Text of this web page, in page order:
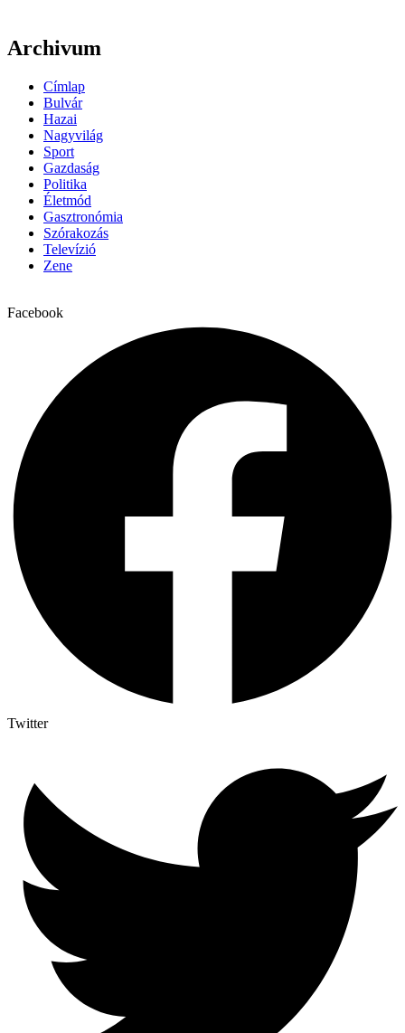
Archivum
Címlap
Bulvár
Hazai
Nagyvilág
Sport
Gazdaság
Politika
Életmód
Gasztronómia
Szórakozás
Televízió
Zene
Facebook
Twitter